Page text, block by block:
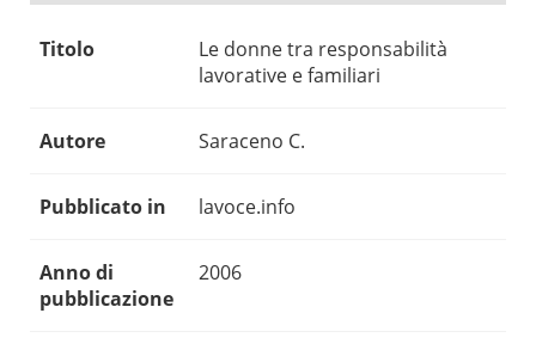
Titolo
Le donne tra responsabilità
lavorative e familiari
Autore Saraceno C.
Pubblicato in lavoce.info
Anno di
pubblicazione
2006